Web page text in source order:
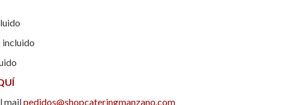
incluido
mailpedidos@shopcateringmanzano.com